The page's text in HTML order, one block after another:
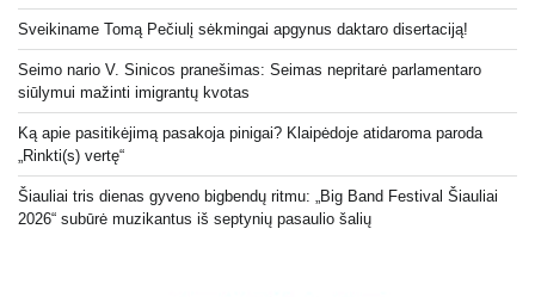
Sveikiname Tomą Pečiulį sėkmingai apgynus daktaro disertaciją!
Seimo nario V. Sinicos pranešimas: Seimas nepritarė parlamentaro
siūlymui mažinti imigrantų kvotas
Ką apie pasitikėjimą pasakoja pinigai? Klaipėdoje atidaroma paroda
„Rinkti(s) vertę“
Šiauliai tris dienas gyveno bigbendų ritmu: „Big Band Festival Šiauliai
2026“ subūrė muzikantus iš septynių pasaulio šalių